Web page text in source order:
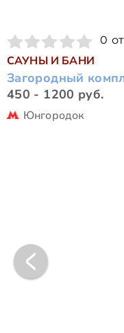
0
САУНЫ И БАНИ
Загородный
450 - 1200 руб.
Юнгородок